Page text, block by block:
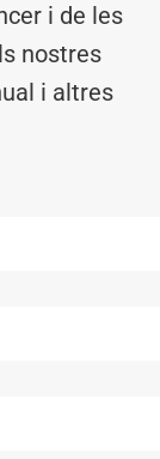
i de les
nostres
i altres